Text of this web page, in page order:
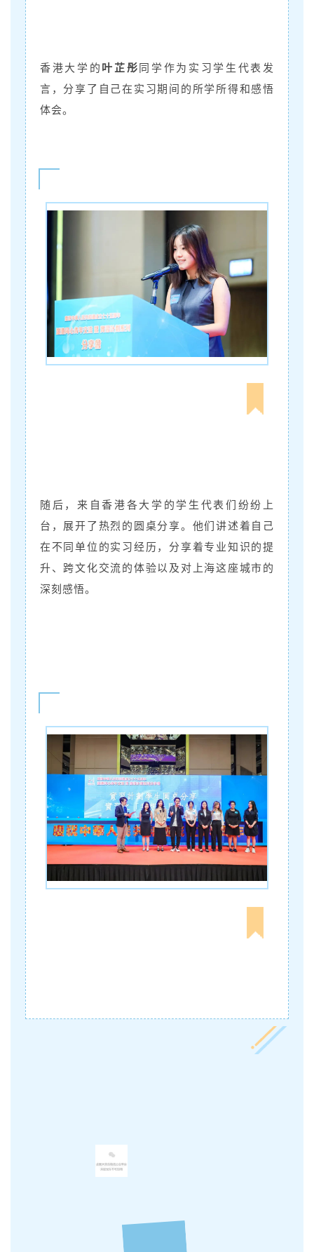
香港大学的 叶芷彤同学作为实习学生代表发
言，分享了自己在实习期间的所学所得和感悟
体会。
随后，来自香港各大学的学生代表们纷纷上
台，展开了热烈的圆桌分享。他们讲述着自己
在不同单位的实习经历，分享着专业知识的提
升、跨文化交流的体验以及对上海这座城市的
深刻感悟。